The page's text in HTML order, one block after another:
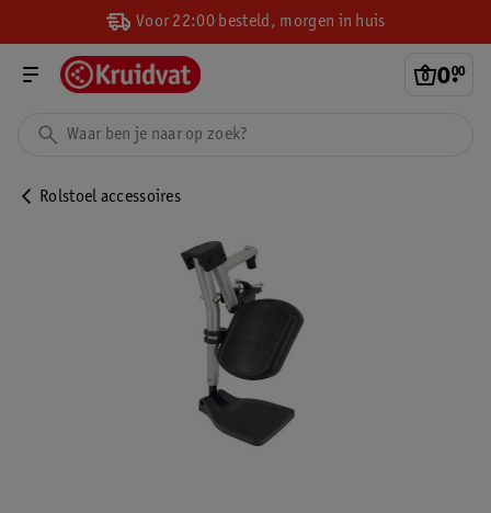
Voor 22:00 besteld, morgen in huis
0.
00
Rolstoel accessoires